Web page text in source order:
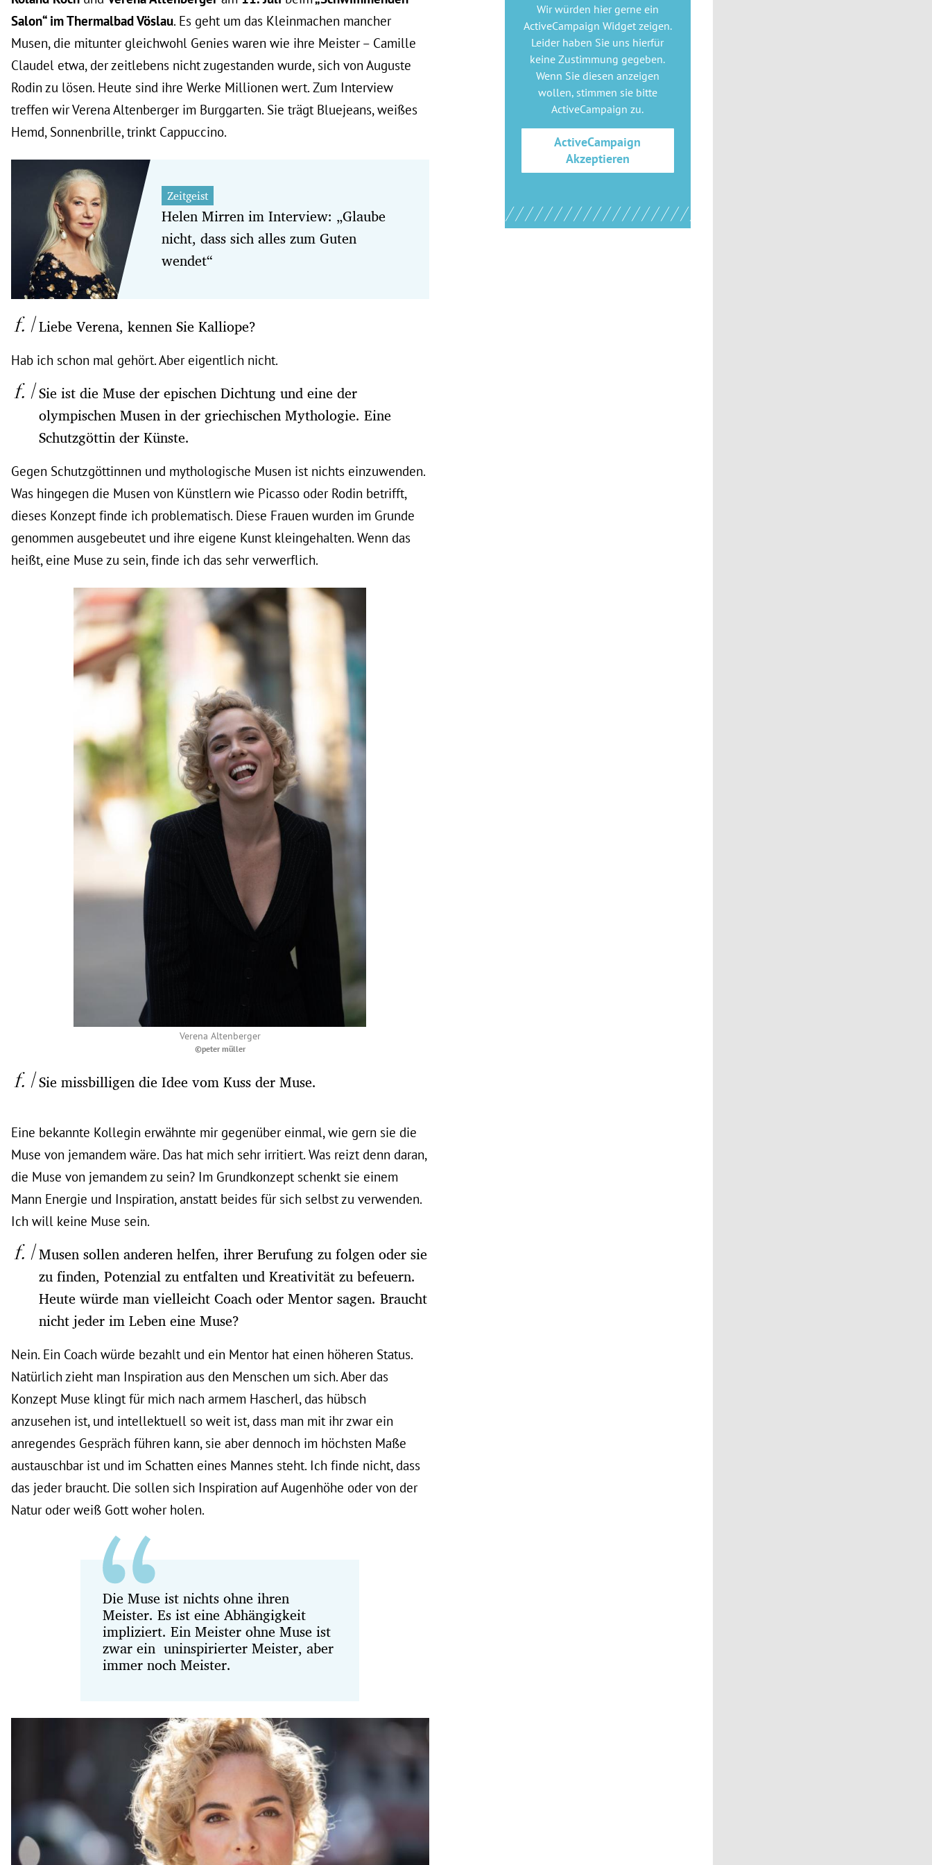
Salon“ im Thermalbad Vöslau. Es geht um das Kleinmachen mancher
Musen, die mitunter gleichwohl Genies waren wie ihre Meister – Camille
Claudel etwa, der zeitlebens nicht zugestanden wurde, sich von Auguste
Rodin zu lösen. Heute sind ihre Werke Millionen wert. Zum Interview
treffen wir Verena Altenberger im Burggarten. Sie trägt Bluejeans, weißes
Hemd, Sonnenbrille, trinkt Cappuccino.
Zeitgeist
Helen Mirren im Interview: „Glaube
nicht, dass sich alles zum Guten
wendet“
Liebe Verena, kennen Sie Kalliope?
Hab ich schon mal gehört. Aber eigentlich nicht.
Sie ist die Muse der epischen Dichtung und eine der
olympischen Musen in der griechischen Mythologie. Eine
Schutzgöttin der Künste.
Gegen Schutzgöttinnen und mythologische Musen ist nichts einzuwenden.
Was hingegen die Musen von Künstlern wie Picasso oder Rodin betrifft,
dieses Konzept finde ich problematisch. Diese Frauen wurden im Grunde
genommen ausgebeutet und ihre eigene Kunst kleingehalten. Wenn das
heißt, eine Muse zu sein, finde ich das sehr verwerflich.
Verena Altenberger
©peter müller
Sie missbilligen die Idee vom Kuss der Muse.
Eine bekannte Kollegin erwähnte mir gegenüber einmal, wie gern sie die
Muse von jemandem wäre. Das hat mich sehr irritiert. Was reizt denn daran,
die Muse von jemandem zu sein? Im Grundkonzept schenkt sie einem
Mann Energie und Inspiration, anstatt beides für sich selbst zu verwenden.
Ich will keine Muse sein.
Musen sollen anderen helfen, ihrer Berufung zu folgen oder sie
zu finden, Potenzial zu entfalten und Kreativität zu befeuern.
Heute würde man vielleicht Coach oder Mentor sagen. Braucht
nicht jeder im Leben eine Muse?
Nein. Ein Coach würde bezahlt und ein Mentor hat einen höheren Status.
Natürlich zieht man Inspiration aus den Menschen um sich. Aber das
Konzept Muse klingt für mich nach armem Hascherl, das hübsch
anzusehen ist, und intellektuell so weit ist, dass man mit ihr zwar ein
anregendes Gespräch führen kann, sie aber dennoch im höchsten Maße
austauschbar ist und im Schatten eines Mannes steht. Ich finde nicht, dass
das jeder braucht. Die sollen sich Inspiration auf Augenhöhe oder von der
Natur oder weiß Gott woher holen.
Die Muse ist nichts ohne ihren
Meister. Es ist eine Abhängigkeit
impliziert. Ein Meister ohne Muse ist
zwar ein uninspirierter Meister, aber
immer noch Meister.
Wir würden hier gerne ein
ActiveCampaign Widgetzeigen.
Leider haben Sie uns hierfür
keine Zustimmung gegeben.
Wenn Sie diesen anzeigen
wollen, stimmen sie bitte
ActiveCampaign zu.
ActiveCampaign
Akzeptieren